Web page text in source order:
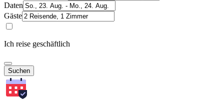
Daten
Gäste
Ich reise geschäftlich
Suchen